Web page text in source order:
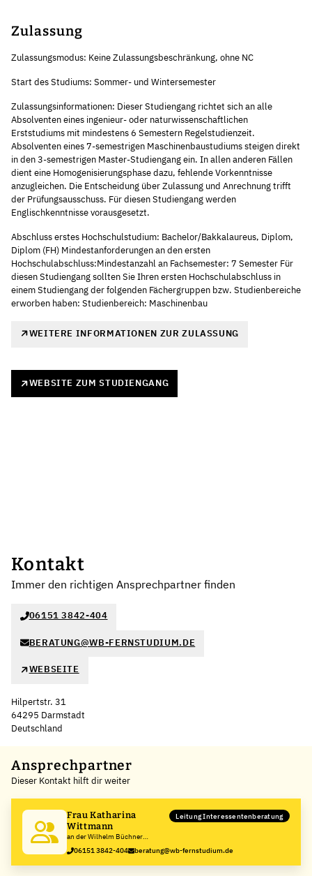
Zulassung
Zulassungsmodus: Keine Zulassungsbeschränkung, ohne NC
Start des Studiums: Sommer- und Wintersemester
Zulassungsinformationen: Dieser Studiengang richtet sich an alle
Absolventen eines ingenieur- oder naturwissenschaftlichen
Erststudiums mit mindestens 6 Semestern Regelstudienzeit.
Absolventen eines 7-semestrigen Maschinenbaustudiums steigen direkt
in den 3-semestrigen Master-Studiengang ein. In allen anderen Fällen
dient eine Homogenisierungsphase dazu, fehlende Vorkenntnisse
anzugleichen. Die Entscheidung über Zulassung und Anrechnung trifft
der Prüfungsausschuss. Für diesen Studiengang werden
Englischkenntnisse vorausgesetzt.
Abschluss erstes Hochschulstudium: Bachelor/Bakkalaureus, Diplom,
Diplom (FH) Mindestanforderungen an den ersten
Hochschulabschluss:Mindestanzahl an Fachsemester: 7 Semester Für
diesen Studiengang sollten Sie Ihren ersten Hochschulabschluss in
einem Studiengang der folgenden Fächergruppen bzw. Studienbereiche
erworben haben: Studienbereich: Maschinenbau
WEITERE INFORMATIONEN ZUR ZULASSUNG
WEBSITE ZUM STUDIENGANG
Kontakt
Immer den richtigen Ansprechpartner finden
06151 3842-404
BERATUNG@WB-FERNSTUDIUM.DE
WEBSEITE
Hilpertstr. 31
64295 Darmstadt
Deutschland
+
−
Ansprechpartner
Dieser Kontakt hilft dir weiter
Frau Katharina
Wittmann
an der Wilhelm Büchner
Hochschule
Leitung Interessentenberatung
06151 3842-404 beratung@wb-fernstudium.de